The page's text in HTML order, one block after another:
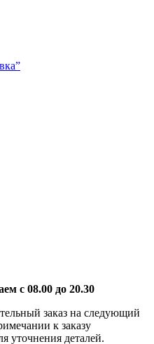
с 08.00 до 20.30
заказ на следующий
к заказу
уточнения деталей.